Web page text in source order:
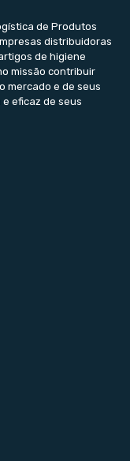
de Produtos
distribuidoras
de higiene
missão contribuir
mercado e de seus
eficaz de seus